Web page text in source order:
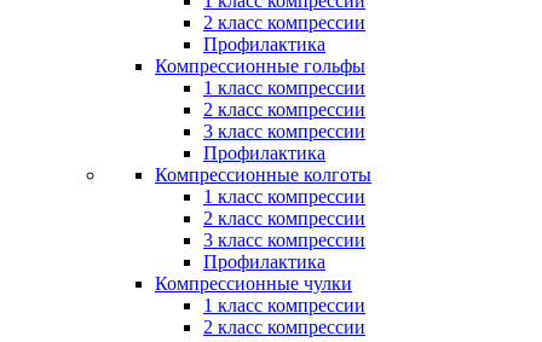
2 класс компрессии
Профилактика
Компрессионные гольфы
1 класс компрессии
2 класс компрессии
3 класс компрессии
Профилактика
Компрессионные колготы
1 класс компрессии
2 класс компрессии
3 класс компрессии
Профилактика
Компрессионные чулки
1 класс компрессии
2 класс компрессии